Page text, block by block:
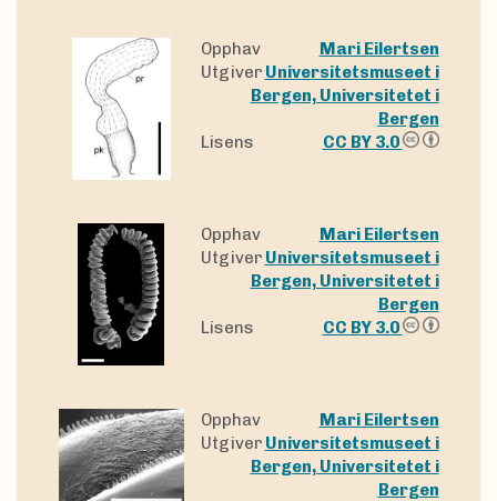
Opphav
Mari Eilertsen
Utgiver Universitetsmuseet i
Bergen, Universitetet i
Bergen
Lisens
CC BY 3.0
Opphav
Mari Eilertsen
Utgiver Universitetsmuseet i
Bergen, Universitetet i
Bergen
Lisens
CC BY 3.0
Opphav
Mari Eilertsen
Utgiver Universitetsmuseet i
Bergen, Universitetet i
Bergen